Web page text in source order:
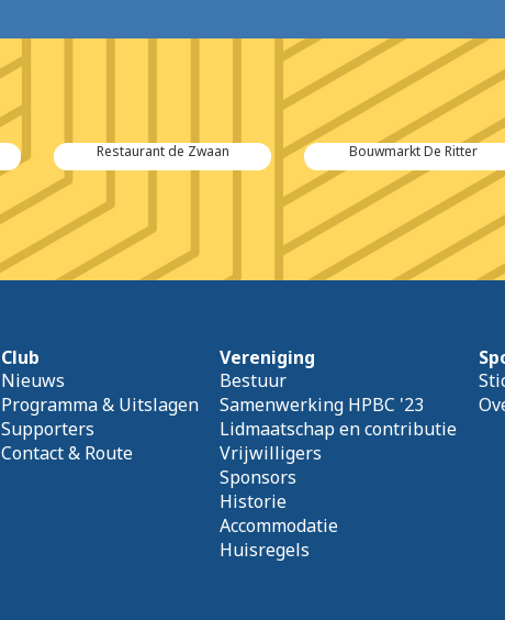
Restaurant de Zwaan Bouwmarkt De Ritter
Club
Nieuws
Programma & Uitslagen
Supporters
Contact & Route
Vereniging
Bestuur
Samenwerking HPBC '23
Lidmaatschap en contributie
Vrijwilligers
Sponsors
Historie
Accommodatie
Huisregels